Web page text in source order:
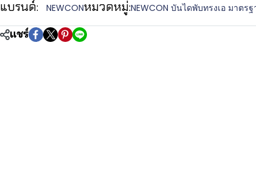
แบรนด์: NEWCONหมวดหมู่:NEWCON บันไดพับทรงเอ มาตรฐ
แชร์